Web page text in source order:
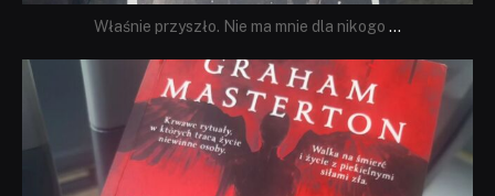
Właśnie przyszło. Nie ma mnie dla nikogo ...
dobryhorror
Sie 23